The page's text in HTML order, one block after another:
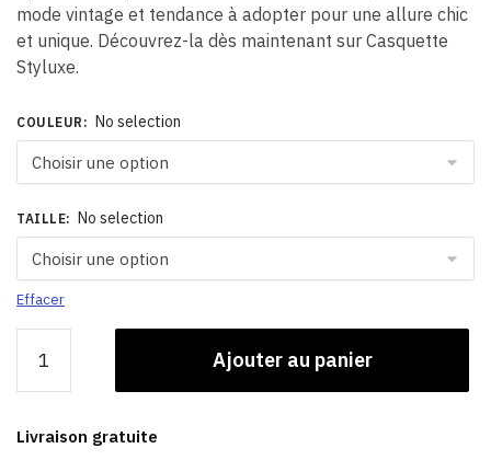
mode vintage et tendance à adopter pour une allure chic
et unique. Découvrez-la dès maintenant sur Casquette
Styluxe.
COULEUR : No selection
TAILLE: No selection
Effacer
Casquette
Noire
Ajouter au panier
Livraison gratuite